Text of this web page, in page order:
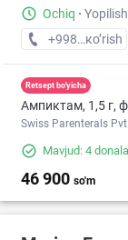
Ochiq ·
+998 (90)кo’rish
Retsept bo'yicha
Ампиктам, 1,5 г,
Swiss Parenterals
Mavjud: 4
46 900 so'm